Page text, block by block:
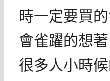
時一定要買
會雀躍的想
很多人小時